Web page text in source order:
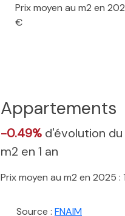
Prix moyen au m2 en
€
Appartements
-0.49% d'évolution du
m2 en 1 an
Prix moyen au m2 en 2025 :
Source : FNAIM